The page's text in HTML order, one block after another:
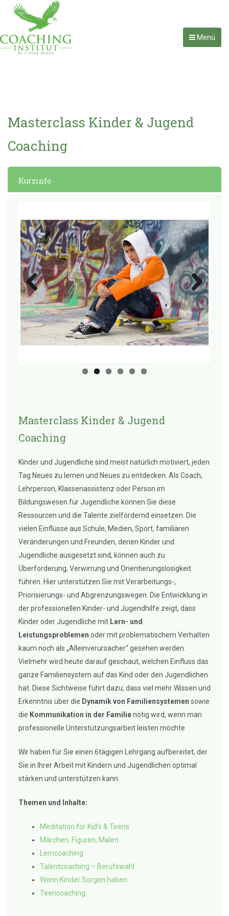
Menü
Masterclass Kinder & Jugend
Coaching
Kurzinfo
Previo
us
Next
Masterclass Kinder & Jugend
Coaching
Kinder und Jugendliche sind meist natürlich motiviert, jeden
Tag Neues zu lernen und Neues zu entdecken. Als Coach,
Lehrperson, Klassenassistenz oder Person im
Bildungswesen für Jugendliche können Sie diese
Ressourcen und die Talente zielfördernd einsetzen. Die
vielen Einflüsse aus Schule, Medien, Sport, familiären
Veränderungen und Freunden, denen Kinder und
Jugendliche ausgesetzt sind, können auch zu
Überforderung, Verwirrung und Orientierungslosigkeit
führen. Hier unterstützen Sie mit Verarbeitungs-,
Priorisierungs- und Abgrenzungswegen. Die Entwicklung in
der professionellen Kinder- und Jugendhilfe zeigt, dass
Kinder oder Jugendliche mit Lern- und
Leistungsproblemen oder mit problematischem Verhalten
kaum noch als „Alleinverursacher“ gesehen werden.
Vielmehr wird heute darauf geschaut, welchen Einfluss das
ganze Familiensystem auf das Kind oder den Jugendlichen
hat. Diese Sichtweise führt dazu, dass viel mehr Wissen und
Erkenntnis über die Dynamik von Familiensystemen sowie
die Kommunikation in der Familienötig wird, wenn man
professionelle Unterstützungsarbeit leisten möchte
Wir haben für Sie einen 6tägigen Lehrgang aufbereitet, der
Sie in Ihrer Arbeit mit Kindern und Jugendlichen optimal
stärken und unterstützen kann.
Themen und Inhalte:
Meditation for Kid’s & Teens
Märchen, Figuren, Malen
Lerncoaching
Talentcoaching – Berufswahl
Wenn Kinder Sorgen haben
Teencoaching